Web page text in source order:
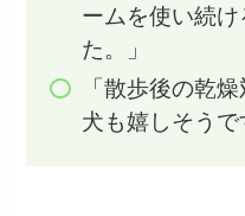
ームを使い続
た。」
「散歩後の乾
犬も嬉しそうで